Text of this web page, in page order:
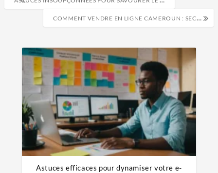
COMMENT VENDRE EN LIGNE CAMEROUN : SECRETS DU SUCCÈS DES PETITS ENTREPRENEURS
Astuces efficaces pour dynamiser votre e-